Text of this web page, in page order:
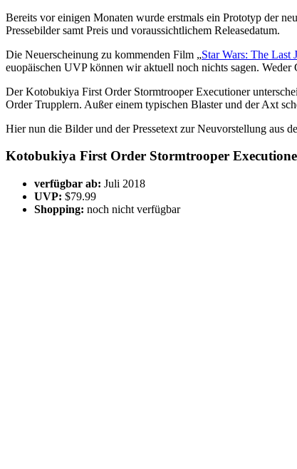
Bereits vor einigen Monaten wurde erstmals ein Prototyp der
Pressebilder samt Preis und voraussichtlichem Releasedatum.
Die Neuerscheinung zu kommenden Film „Star Wars: The Last
euopäischen UVP können wir aktuell noch nichts sagen. Weder
Der Kotobukiya First Order Stormtrooper Executioner
Order Trupplern. Außer einem typischen Blaster und der Axt
Hier nun die Bilder und der Pressetext zur Neuvorstellung aus
Kotobukiya First Order Stormtrooper
verfügbar ab: Juli 2018
UVP: $79.99
Shopping: noch nicht verfügbar